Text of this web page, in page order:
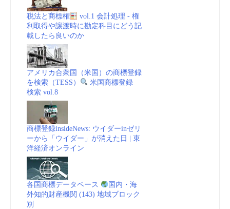
税法と商標権
vol.1 会計処理 - 権
利取得や譲渡時に勘定科目にどう記
載したら良いのか
アメリカ合衆国（米国）の商標登録
を検索（TESS）
米国商標登録
検索 vol.8
商標登録insideNews: ウイダーinゼリ
ーから「ウイダー」が消えた日 | 東
洋経済オンライン
各国商標データベース
国内・海
外知的財産機関 (143) 地域ブロック
別